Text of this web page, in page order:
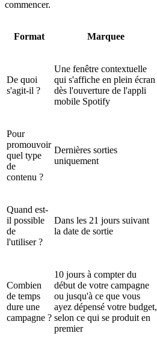
commencer.
Format Marquee
De quoi
s'agit-il ?
Une fenêtre contextuelle
qui s'affiche en plein écran
dès l'ouverture de l'appli
mobile Spotify
Pour
promouvoir
quel type
de
contenu ?
Dernières sorties
uniquement
Quand est-
il possible
de
l'utiliser ?
Dans les 21 jours suivant
la date de sortie
Combien
de temps
dure une
campagne ?
10 jours à compter du
début de votre campagne
ou jusqu'à ce que vous
ayez dépensé votre budget,
selon ce qui se produit en
premier